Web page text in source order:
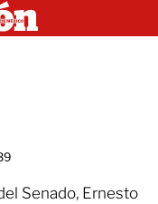
Senado, Ernesto